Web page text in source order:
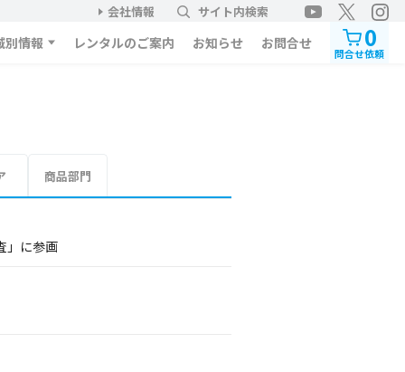
会社情報 サイト内検索
別情報 レンタルのご案内 お知らせ お問合せ 0
問合せ依頼
商品部門
」に参画